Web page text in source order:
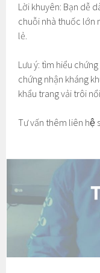
Lời khuyên: Bạn dễ
chuỗi nhà thuốc lớn
lẻ.
Lưu ý: tìm hiểu
chứng nhận kháng
khẩu trang vải trôi
Tư vấn thêm liên hệ